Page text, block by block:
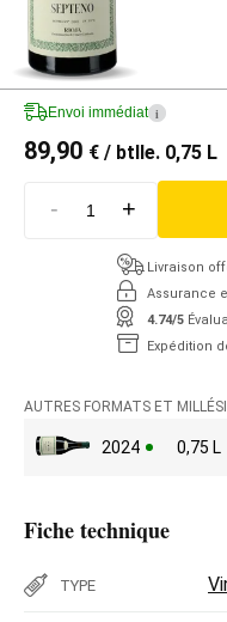
Envoi immédiat i
89,90 € / btlle. 0,75 L
- +
Livraison
Assurance
4.74/5
Expédition
AUTRES FORMATS ET
2024 0,75 L
Fiche technique
TYPE